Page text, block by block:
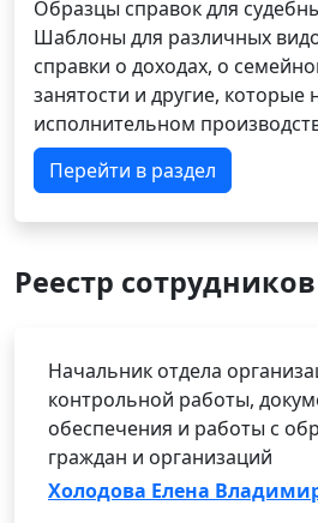
Образцы справок для
Шаблоны для различных
справки о доходах, о
занятости и другие, которые
исполнительном
Перейти в раздел
Реестр сотрудников
Начальник отдела
контрольной работы,
обеспечения и работы с
граждан и организаций
Холодова Елена